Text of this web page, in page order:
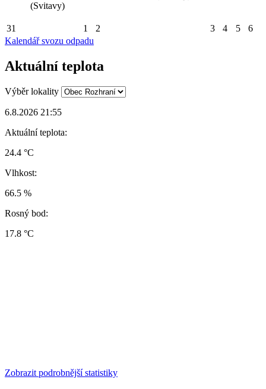
(Svitavy)
31 1 2 3 4 5
6
Kalendář svozu odpadu
Aktuální teplota
Výběr lokality
6.8.2026 21:55
Aktuální teplota:
24.4 °C
Vlhkost:
66.5 %
Rosný bod:
17.8 °C
Zobrazit podrobnější statistiky